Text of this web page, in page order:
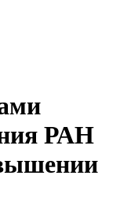
РАН